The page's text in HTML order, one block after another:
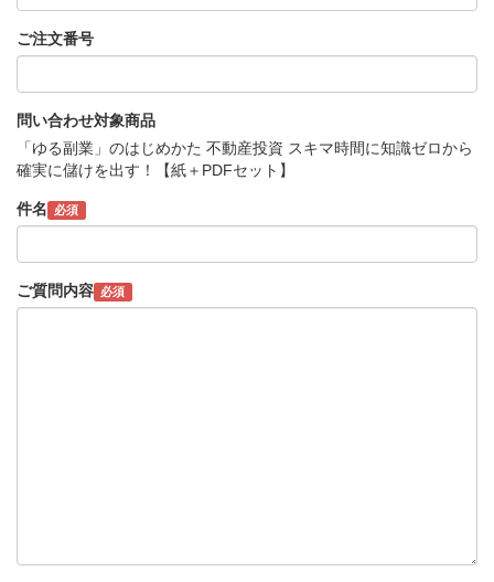
ご注文番号
問い合わせ対象商品
「ゆる副業」のはじめかた 不動産投資 スキマ時間に知識ゼロから
確実に儲けを出す！【紙＋PDFセット】
件名 必須
ご質問内容 必須